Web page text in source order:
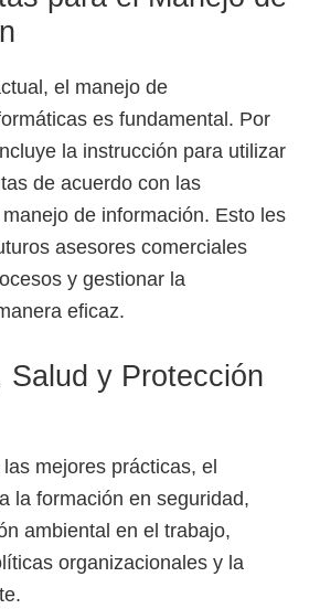
el manejo de
es fundamental. Por
la instrucción para utilizar
de acuerdo con las
de información. Esto les
asesores comerciales
y gestionar la
eficaz.
Salud y Protección
mejores prácticas, el
la formación en seguridad,
ambiental en el trabajo,
organizacionales y la